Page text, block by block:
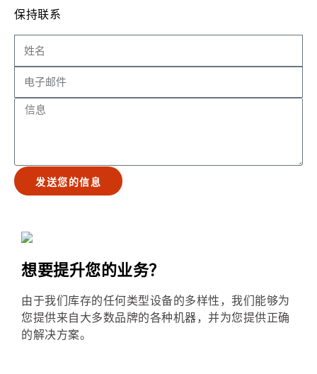
保持联系
发送您的信息
想要提升您的业务？
由于我们库存的任何类型设备的多样性，我们能够为
您提供来自大多数品牌的各种机器，并为您提供正确
的解决方案。